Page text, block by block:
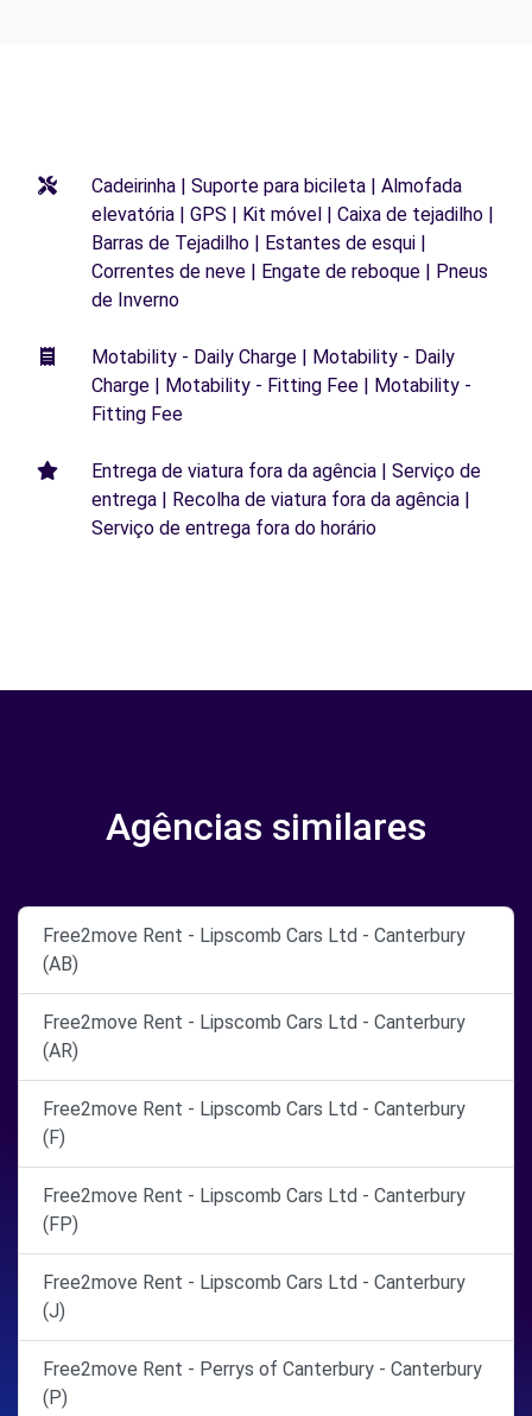
Cadeirinha | Suporte para bicileta | Almofada
elevatória | GPS | Kit móvel | Caixa de tejadilho |
Barras de Tejadilho | Estantes de esqui |
Correntes de neve | Engate de reboque | Pneus
de Inverno
Motability - Daily Charge | Motability - Daily
Charge | Motability - Fitting Fee | Motability -
Fitting Fee
Entrega de viatura fora da agência | Serviço de
entrega | Recolha de viatura fora da agência |
Serviço de entrega fora do horário
Agências similares
Free2move Rent - Lipscomb Cars Ltd - Canterbury
(AB)
Free2move Rent - Lipscomb Cars Ltd - Canterbury
(AR)
Free2move Rent - Lipscomb Cars Ltd - Canterbury
(F)
Free2move Rent - Lipscomb Cars Ltd - Canterbury
(FP)
Free2move Rent - Lipscomb Cars Ltd - Canterbury
(J)
Free2move Rent - Perrys of Canterbury - Canterbury
(P)